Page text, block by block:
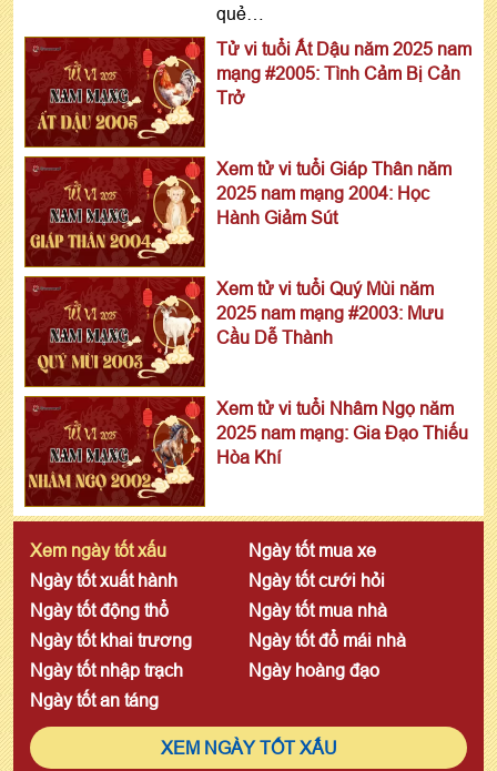
quẻ…
Tử vi tuổi Ất Dậu năm 2025 nam
mạng #2005: Tình Cảm Bị Cản
Trở
Xem tử vi tuổi Giáp Thân năm
2025 nam mạng 2004: Học
Hành Giảm Sút
Xem tử vi tuổi Quý Mùi năm
2025 nam mạng #2003: Mưu
Cầu Dễ Thành
Xem tử vi tuổi Nhâm Ngọ năm
2025 nam mạng: Gia Đạo Thiếu
Hòa Khí
Xem ngày tốt xấu
Ngày tốt mua xe
Ngày tốt xuất hành
Ngày tốt cưới hỏi
Ngày tốt động thổ
Ngày tốt mua nhà
Ngày tốt khai trương
Ngày tốt đổ mái nhà
Ngày tốt nhập trạch
Ngày hoàng đạo
Ngày tốt an táng
XEM NGÀY TỐT XẤU